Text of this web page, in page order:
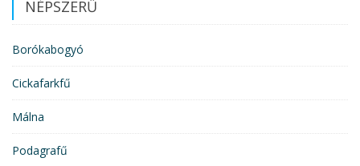
NÉPSZERŰ
Borókabogyó
Cickafarkfű
Málna
Podagrafű